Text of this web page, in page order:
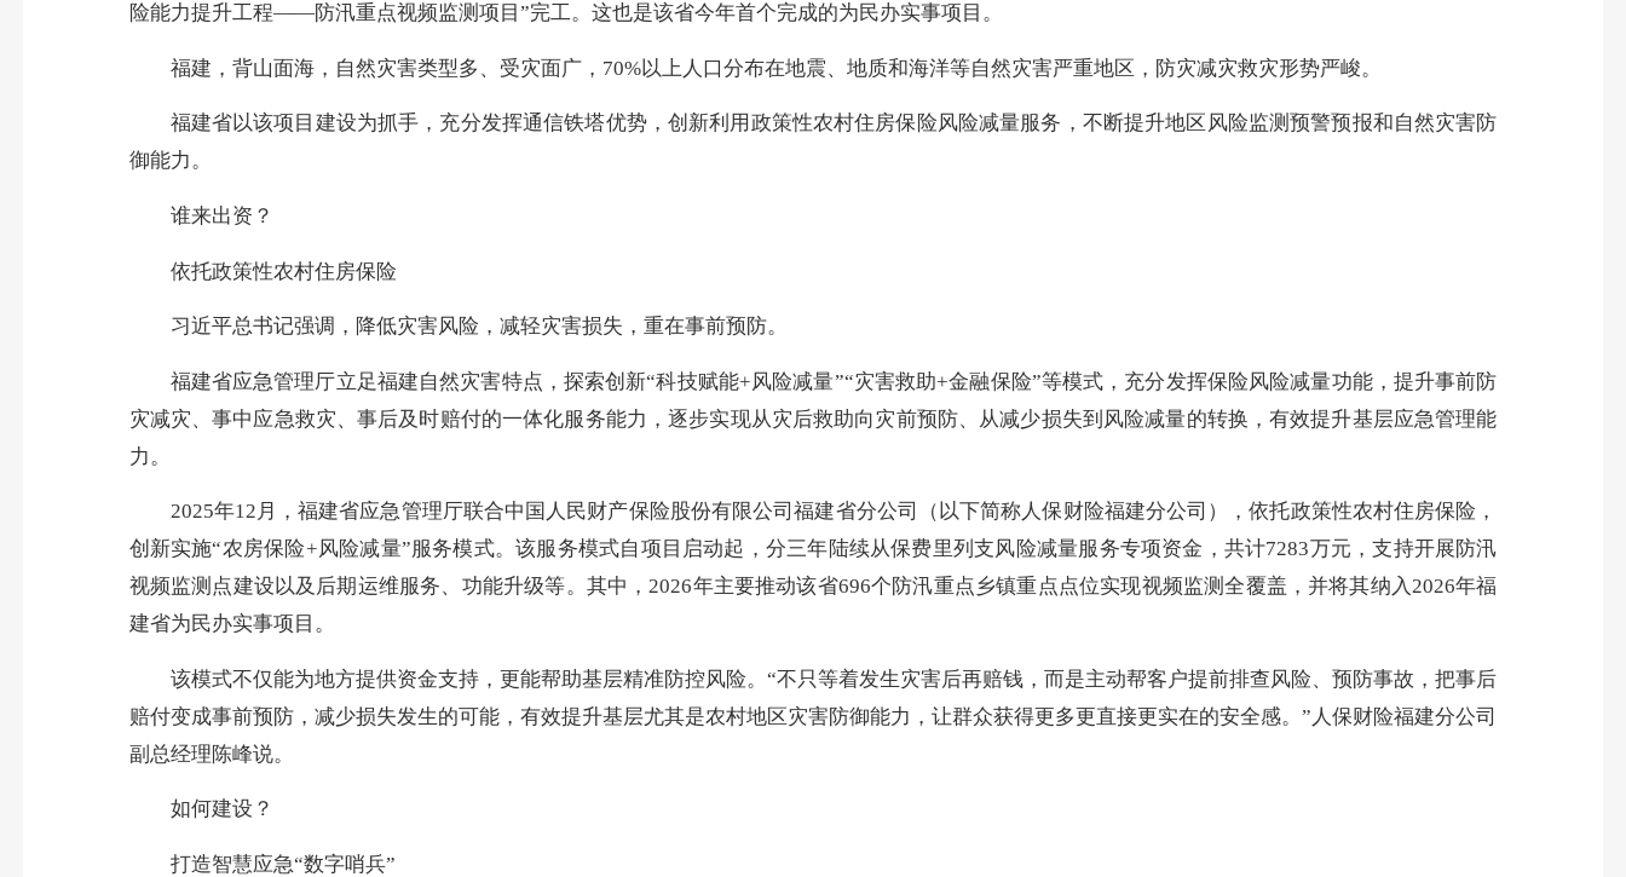
险能力提升工程——防汛重点视频监测项目”完工。这也是该省今年首个完成的为民办实事项目。
福建，背山面海，自然灾害类型多、受灾面广，70%以上人口分布在地震、地质和海洋等自然灾害严重地区，防灾减灾救灾形势严峻。
福建省以该项目建设为抓手，充分发挥通信铁塔优势，创新利用政策性农村住房保险风险减量服务，不断提升地区风险监测预警预报和自然灾害防
御能力。
谁来出资？
依托政策性农村住房保险
习近平总书记强调，降低灾害风险，减轻灾害损失，重在事前预防。
福建省应急管理厅立足福建自然灾害特点，探索创新“科技赋能+风险减量”“灾害救助+金融保险”等模式，充分发挥保险风险减量功能，提升事前防
灾减灾、事中应急救灾、事后及时赔付的一体化服务能力，逐步实现从灾后救助向灾前预防、从减少损失到风险减量的转换，有效提升基层应急管理能
力。
2025年12月，福建省应急管理厅联合中国人民财产保险股份有限公司福建省分公司（以下简称人保财险福建分公司），依托政策性农村住房保险，
创新实施“农房保险+风险减量”服务模式。该服务模式自项目启动起，分三年陆续从保费里列支风险减量服务专项资金，共计7283万元，支持开展防汛
视频监测点建设以及后期运维服务、功能升级等。其中，2026年主要推动该省696个防汛重点乡镇重点点位实现视频监测全覆盖，并将其纳入2026年福
建省为民办实事项目。
该模式不仅能为地方提供资金支持，更能帮助基层精准防控风险。“不只等着发生灾害后再赔钱，而是主动帮客户提前排查风险、预防事故，把事后
赔付变成事前预防，减少损失发生的可能，有效提升基层尤其是农村地区灾害防御能力，让群众获得更多更直接更实在的安全感。”人保财险福建分公司
副总经理陈峰说。
如何建设？
打造智慧应急“数字哨兵”